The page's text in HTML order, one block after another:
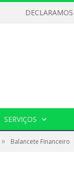
SERVIÇOS
» Balancete Financeiro